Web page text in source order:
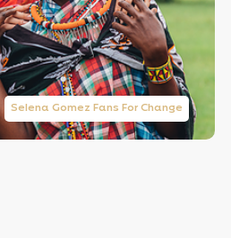
Selena Gomez Fans For Change